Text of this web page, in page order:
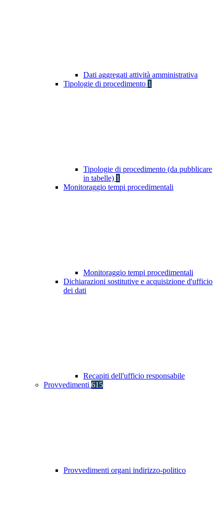
Dati aggregati attività amministrativa
Tipologie di procedimento 1
Tipologie di procedimento (da pubblicare
in tabelle) 1
Monitoraggio tempi procedimentali
Monitoraggio tempi procedimentali
Dichiarazioni sostitutive e acquisizione d'ufficio
dei dati
Recapiti dell'ufficio responsabile
Provvedimenti 615
Provvedimenti organi indirizzo-politico